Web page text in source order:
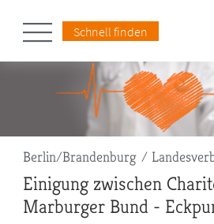
Schnell finden
Pfadnavigation
Berlin/Brandenburg
Einigung zwischen
Marburger Bund -